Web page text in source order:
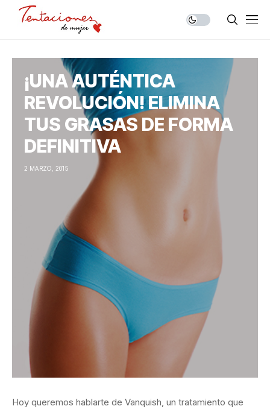
¡UNA AUTÉNTICA
REVOLUCIÓN! ELIMINA
TUS GRASAS DE FORMA
DEFINITIVA
2 MARZO, 2015
Hoy queremos hablarte de Vanquish, un tratamiento que